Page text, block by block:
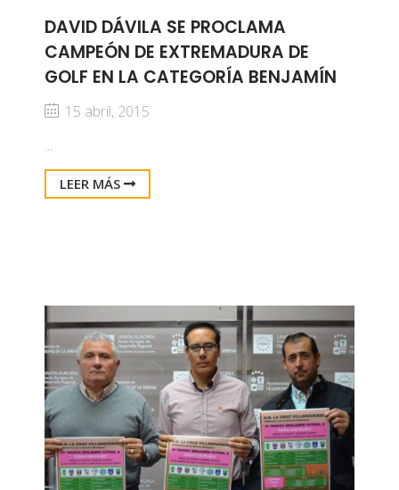
DAVID DÁVILA SE PROCLAMA
CAMPEÓN DE EXTREMADURA DE
GOLF EN LA CATEGORÍA BENJAMÍN
15 abril, 2015
...
LEER MÁS